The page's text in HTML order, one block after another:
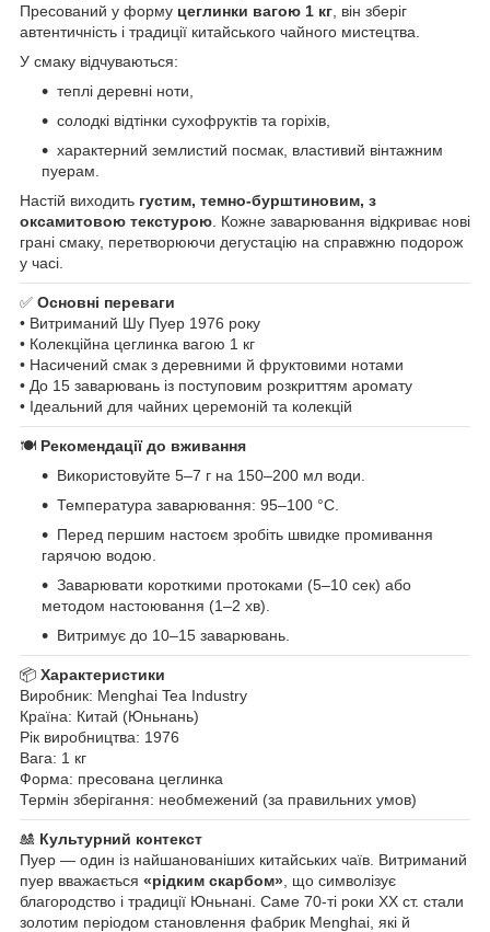
Пресований у форму цеглинки вагою 1 кг , він зберіг
автентичність і традиції китайського чайного мистецтва.
У смаку відчуваються:
теплі деревні ноти,
солодкі відтінки сухофруктів та горіхів,
характерний землистий посмак, властивий вінтажним
пуерам.
Настій виходить густим, темно-бурштиновим, з
оксамитовою текстурою . Кожне заварювання відкриває нові
грані смаку, перетворюючи дегустацію на справжню подорож
у часі.
✅ Основні переваги
• Витриманий Шу Пуер 1976 року
• Колекційна цеглинка вагою 1 кг
• Насичений смак з деревними й фруктовими нотами
• До 15 заварювань із поступовим розкриттям аромату
• Ідеальний для чайних церемоній та колекцій
🍽 Рекомендації до вживання
Використовуйте 5–7 г на 150–200 мл води.
Температура заварювання: 95–100 °C.
Перед першим настоєм зробіть швидке промивання
гарячою водою.
Заварювати короткими протоками (5–10 сек) або
методом настоювання (1–2 хв).
Витримує до 10–15 заварювань.
📦 Характеристики
Виробник: Menghai Tea Industry
Країна: Китай (Юньнань)
Рік виробництва: 1976
Вага: 1 кг
Форма: пресована цеглинка
Термін зберігання: необмежений (за правильних умов)
🎎 Культурний контекст
Пуер — один із найшанованіших китайських чаїв. Витриманий
пуер вважається «рідким скарбом» , що символізує
благородство і традиції Юньнані. Саме 70-ті роки ХХ ст. стали
золотим періодом становлення фабрик Menghai, які й